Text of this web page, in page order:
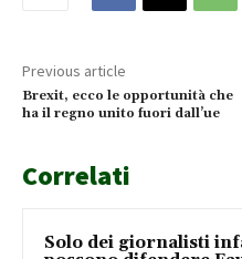
Previous article
Brexit, ecco le opportunità che
ha il regno unito fuori dall’ue
Correlati
Solo dei giornalisti